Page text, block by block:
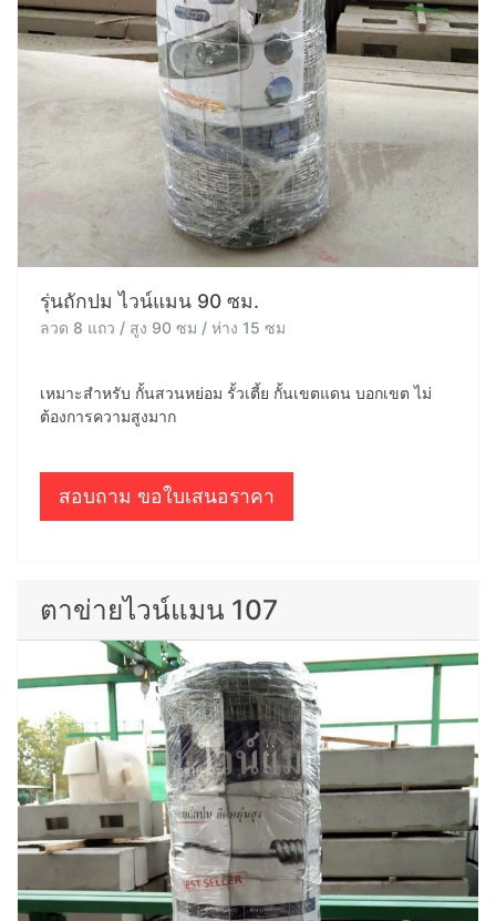
รุ่นถักปม ไวน์แมน 90 ซม.
ลวด 8 แถว / สูง 90 ซม / ห่าง 15 ซม
เหมาะสำหรับ กั้นสวนหย่อม รั้วเตี้ย กั้นเขตแดน บอกเขต ไม่
ต้องการความสูงมาก
สอบถาม ขอใบเสนอราคา
ตาข่ายไวน์แมน 107